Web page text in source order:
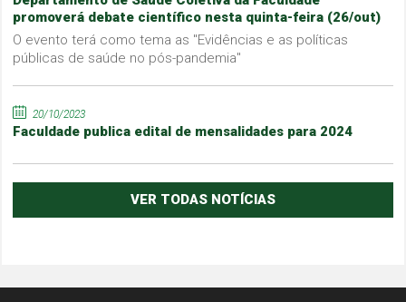
promoverá debate científico nesta quinta-feira (26/out)
O evento terá como tema as "Evidências e as políticas
públicas de saúde no pós-pandemia"
20/10/2023
Faculdade publica edital de mensalidades para 2024
VER TODAS NOTÍCIAS